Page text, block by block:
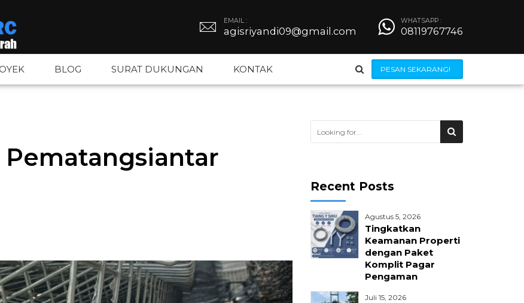
EMAIL :
agisriyandi09@gmail.com
WHATSAPP :
08119767746
PESAN SEKARANG!
Tiang Hexagonal
Tiang Telkom
Kawat Silet
Kawat Harmonika
Steel Grating
Wiremesh
Jilumesh Expanded Metal
Kerangkeng AC
BLOG SURAT DUKUNGAN KONTAK
Pematangsiantar
Recent Posts
Agustus 5, 2026
Tingkatkan
Keamanan Properti
dengan Paket
Komplit Pagar
Pengaman
Juli 15, 2026